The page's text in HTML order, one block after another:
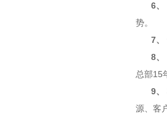
6、
势。
7、
8、
总部15
9、
源、客